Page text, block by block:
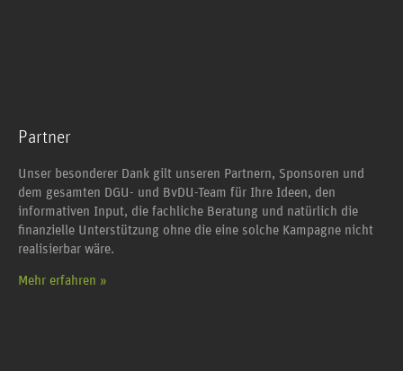
Partner
Unser besonderer Dank gilt unseren Partnern, Sponsoren und
dem gesamten DGU- und BvDU-Team für Ihre Ideen, den
informativen Input, die fachliche Beratung und natürlich die
finanzielle Unterstützung ohne die eine solche Kampagne nicht
realisierbar wäre.
Mehr erfahren »